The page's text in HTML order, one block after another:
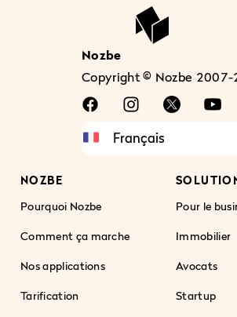
Nozbe
Copyright © Nozbe
NOZBE
Pourquoi Nozbe
Comment ça marche
Nos applications
Tarification
Pour le
Immobilier
Avocats
Startup